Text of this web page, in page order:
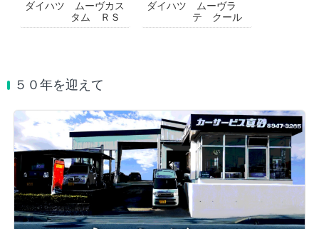
ダイハツ ムーヴカス
タム ＲＳ
ダイハツ ムーヴラ
テ クール
５０年を迎えて